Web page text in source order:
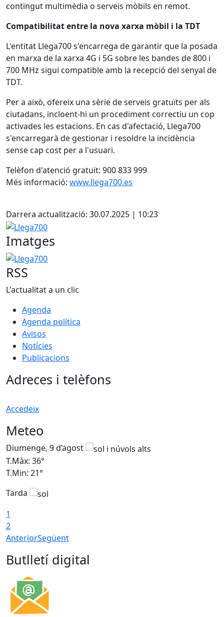
contingut multimèdia o serveis mòbils en remot.
Compatibilitat entre la nova xarxa mòbil i la TDT
L'entitat Llega700 s'encarrega de garantir que la posada
en marxa de la xarxa 4G i 5G sobre les bandes de 800 i
700 MHz sigui compatible amb la recepció del senyal de
TDT.
Per a això, ofereix una sèrie de serveis gratuïts per als
ciutadans, incloent-hi un procediment correctiu un cop
activades les estacions. En cas d'afectació, Llega700
s'encarregarà de gestionar i resoldre la incidència
sense cap cost per a l'usuari.
Telèfon d'atenció gratuït: 900 833 999
Més informació: www.llega700.es
Darrera actualització: 30.07.2025 | 10:23
Llega700
Imatges
Llega700
RSS
L'actualitat a un clic
Agenda
Agenda política
Avisos
Notícies
Publicacions
Adreces i telèfons
Accedeix
Meteo
Diumenge, 9 d’agost
T.Màx: 36°
T.Min: 21°
Tarda
1
2
AnteriorSegüent
Butlletí digital